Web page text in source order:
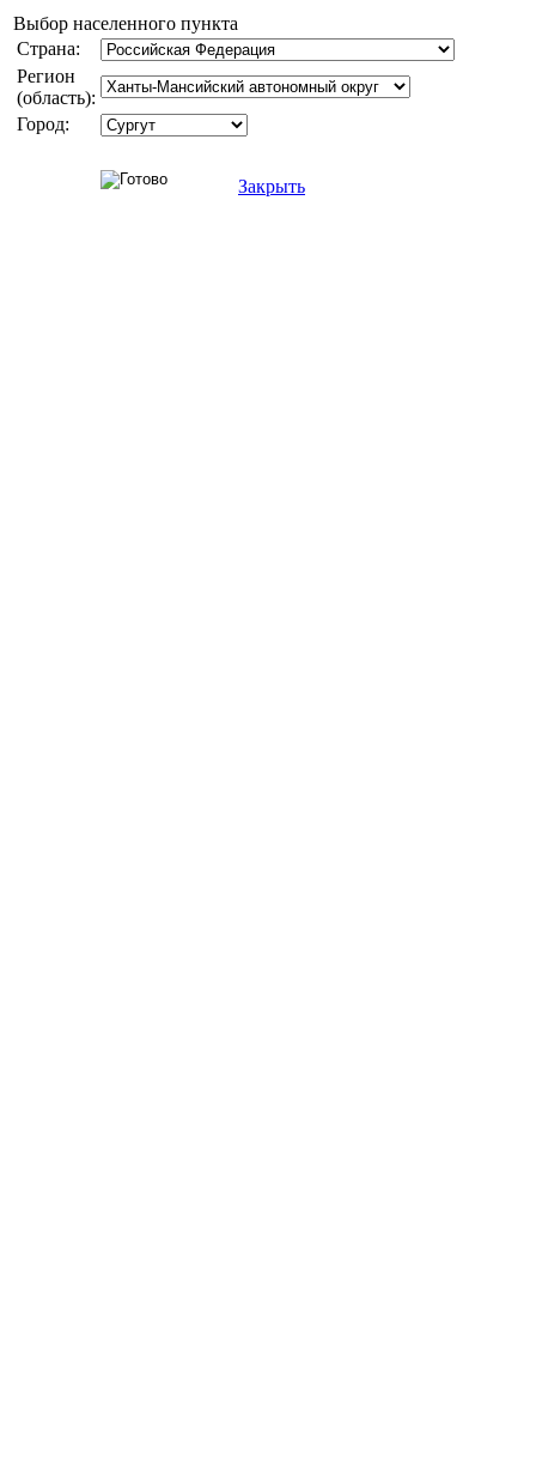
Выбор населенного пункта
Страна:
Регион
(область):
Город:
Закрыть